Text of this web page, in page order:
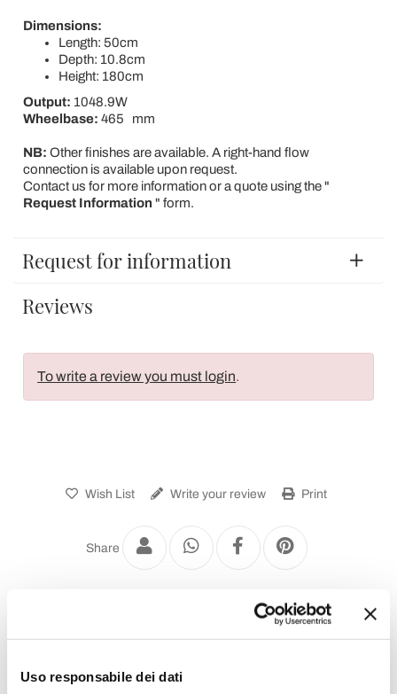
Uso responsabile dei dati
Dimensions:
Length: 50cm
Depth: 10.8cm
Height: 180cm
Output: 1048.9W
Wheelbase: 465 mm
NB: Other finishes are available. A right-hand flow
connection is available upon request.
Contact us for more information or a quote using the "
Request Information " form.
Request for information
Reviews
To write a review you must login.
Wish List Write your review Print
Share
Water Heated Towel Rail